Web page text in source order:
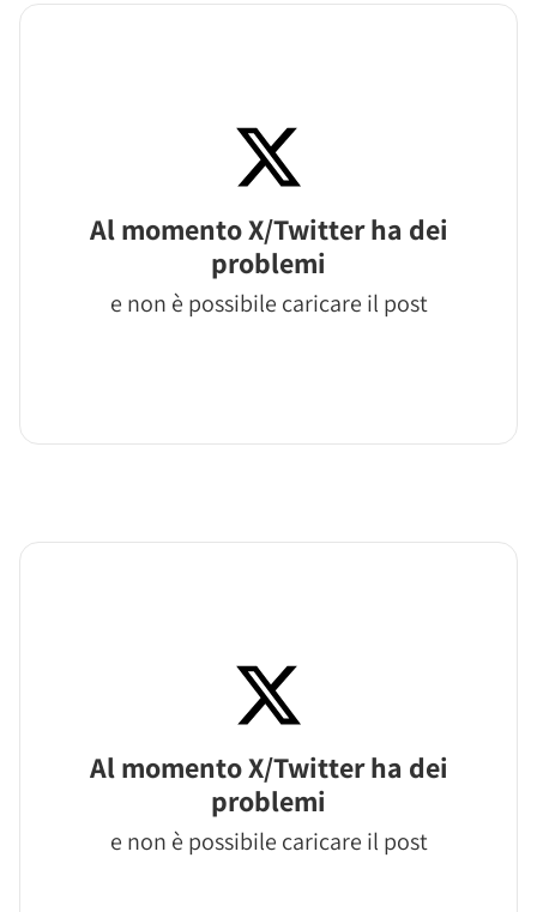
Al momento X/Twitter ha dei
problemi
e non è possibile caricare il post
Al momento X/Twitter ha dei
problemi
e non è possibile caricare il post